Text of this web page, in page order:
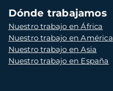
Dónde trabajamos
Nuestro trabajo en África
Nuestro trabajo en América
Nuestro trabajo en Asia
Nuestro trabajo en España